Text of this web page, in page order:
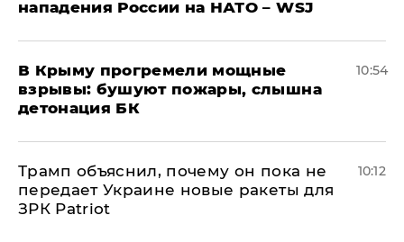
нападения России на НАТО – WSJ
В Крыму прогремели мощные
взрывы: бушуют пожары, слышна
детонация БК
10:54
Трамп объяснил, почему он пока не
передает Украине новые ракеты для
ЗРК Patriot
10:12